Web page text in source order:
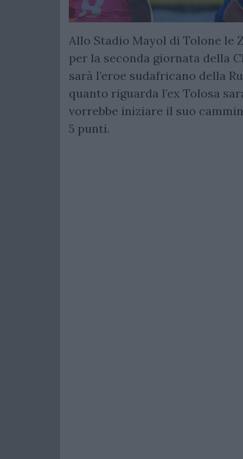
Allo Stadio Mayol di Tolone le
per la seconda giornata della
sarà l’eroe sudafricano della
quanto riguarda l’ex Tolosa
vorrebbe iniziare il suo
5 punti.